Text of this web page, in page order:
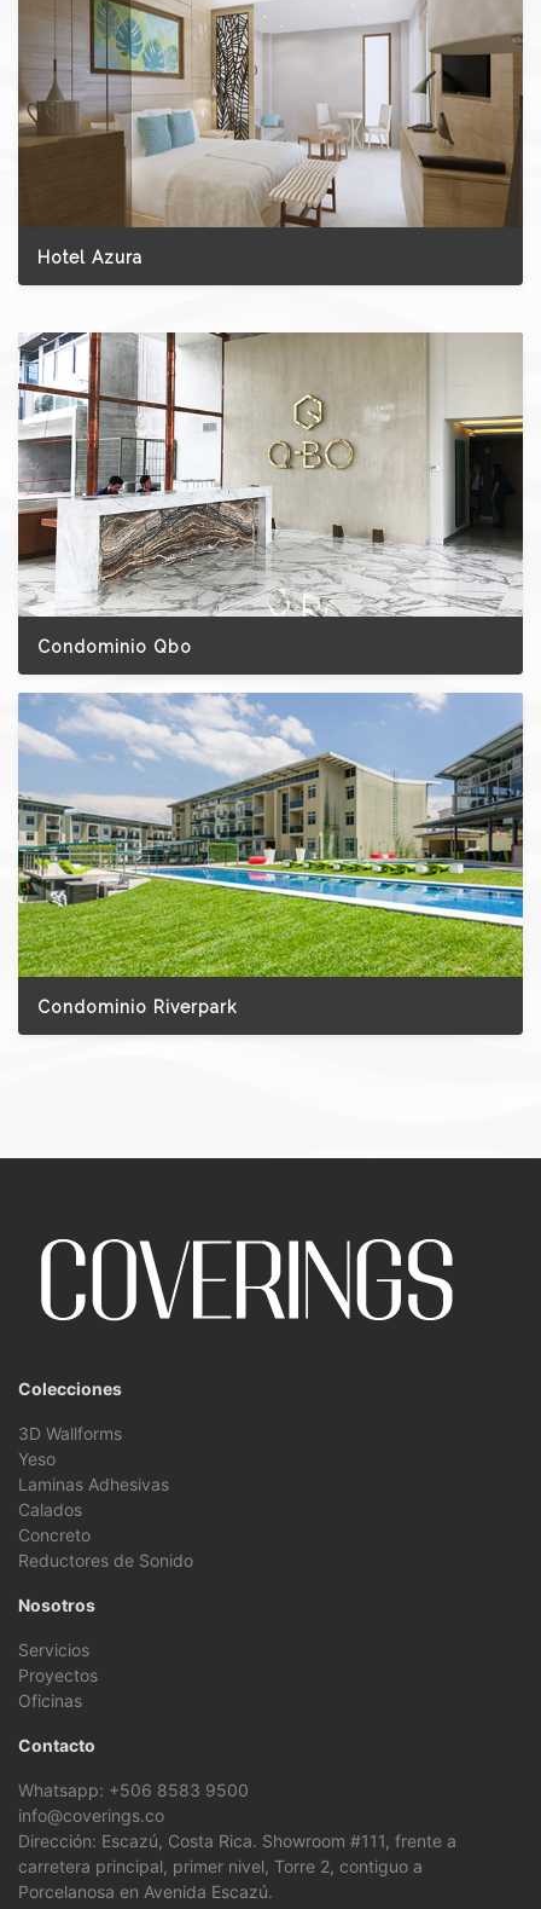
Hotel Azura
Condominio Qbo
Condominio Riverpark
Colecciones
3D Wallforms
Yeso
Laminas Adhesivas
Calados
Concreto
Reductores de Sonido
Nosotros
Servicios
Proyectos
Oficinas
Contacto
Whatsapp: +506 8583 9500
info@coverings.co
Dirección: Escazú, Costa Rica. Showroom #111, frente a
carretera principal, primer nivel, Torre 2, contiguo a
Porcelanosa en Avenida Escazú.